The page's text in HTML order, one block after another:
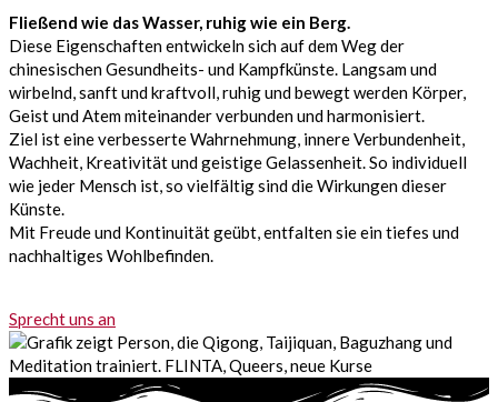
Fließend wie das Wasser, ruhig wie ein Berg.
Diese Eigenschaften entwickeln sich auf dem Weg der
chinesischen Gesundheits- und Kampfkünste. Langsam und
wirbelnd, sanft und kraftvoll, ruhig und bewegt werden Körper,
Geist und Atem miteinander verbunden und harmonisiert.
Ziel ist eine verbesserte Wahrnehmung, innere Verbundenheit,
Wachheit, Kreativität und geistige Gelassenheit. So individuell
wie jeder Mensch ist, so vielfältig sind die Wirkungen dieser
Künste.
Mit Freude und Kontinuität geübt, entfalten sie ein tiefes und
nachhaltiges Wohlbefinden.
Sprecht uns an